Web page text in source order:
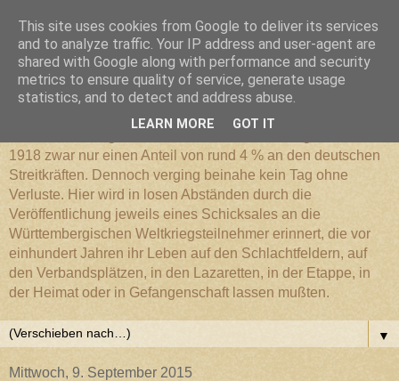
Württembergischer
Weltkriegs-Blog
1918 zwar nur einen Anteil von rund 4 % an den deutschen
Streitkräften. Dennoch verging beinahe kein Tag ohne
Verluste. Hier wird in losen Abständen durch die
Veröffentlichung jeweils eines Schicksales an die
Württembergischen Weltkriegsteilnehmer erinnert, die vor
einhundert Jahren ihr Leben auf den Schlachtfeldern, auf
den Verbandsplätzen, in den Lazaretten, in der Etappe, in
der Heimat oder in Gefangenschaft lassen mußten.
▼
Mittwoch, 9. September 2015
This site uses cookies from Google to deliver its services
and to analyze traffic. Your IP address and user-agent are
shared with Google along with performance and security
metrics to ensure quality of service, generate usage
statistics, and to detect and address abuse.
LEARN MORE GOT IT